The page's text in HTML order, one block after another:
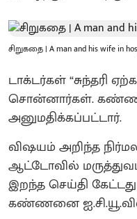
சிறுகதை | A man and his wife in
டாக்டர்கள் “சுந்தரி
சொன்னார்கள். கண்ணன்
அனுமதிக்கப்பட்டார்.
விஷயம் அறிந்த
ஆட்டோவில்
இறந்த செய்தி
கண்ணனை